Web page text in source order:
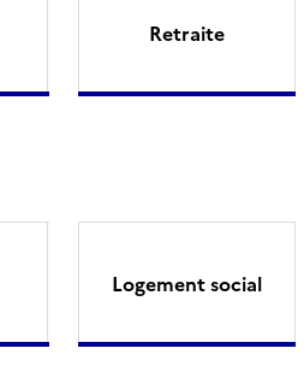
Retraite
Logement social